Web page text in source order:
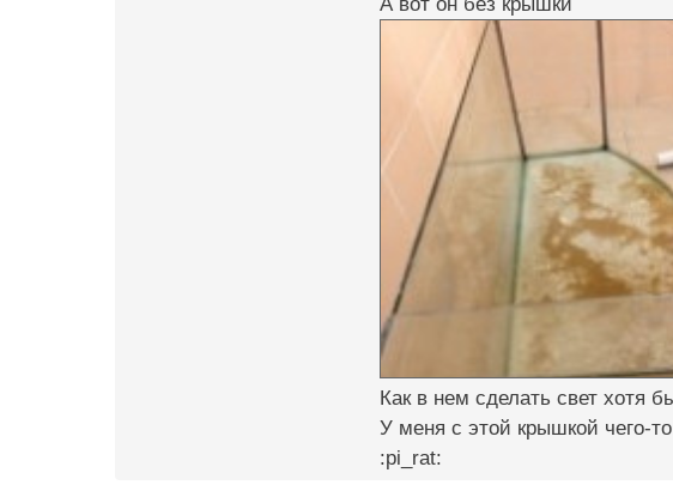
Как в нем сделать свет хотя
У меня с этой крышкой чего-
:pi_rat: